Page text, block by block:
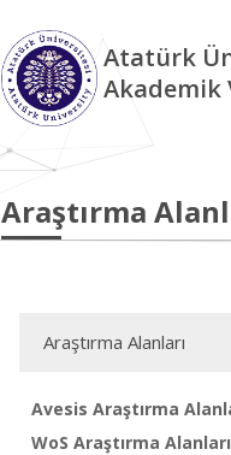
Atatürk
Akademik
Araştırma
Araştırma Alanları
Avesis Araştırma
WoS Araştırma